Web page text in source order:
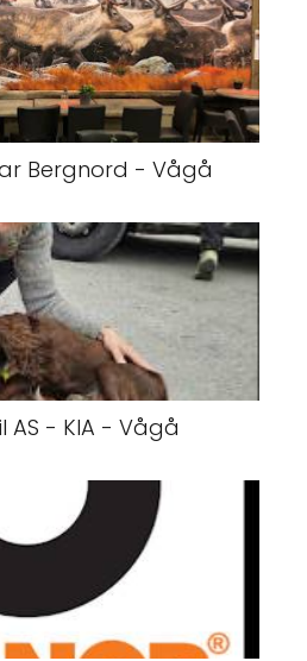
Bergnord - Vågå
AS - KIA - Vågå